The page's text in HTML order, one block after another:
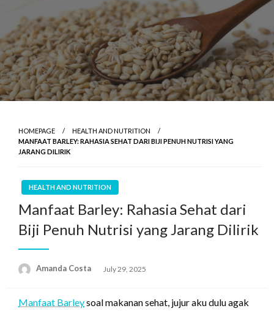
HOMEPAGE
HEALTH AND NUTRITION
MANFAAT BARLEY: RAHASIA SEHAT DARI BIJI PENUH NUTRISI YANG
JARANG DILIRIK
HEALTH AND NUTRITION
Manfaat Barley: Rahasia Sehat dari
Biji Penuh Nutrisi yang Jarang Dilirik
Amanda Costa
Posted
July 29, 2025
Manfaat Barleysoal makanan sehat, jujur aku dulu agak